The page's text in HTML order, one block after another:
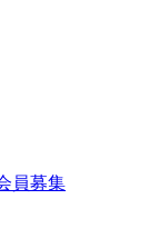
員募集